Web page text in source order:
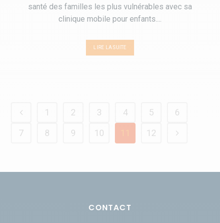
santé des familles les plus vulnérables avec sa
clinique mobile pour enfants....
LIRE LA SUITE
1 2 3 4 5
6
7
8 9 10 12
CONTACT